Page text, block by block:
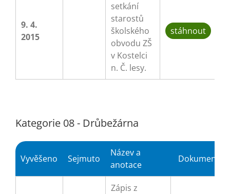
9. 4.
2015
setkání
starostů
školského
obvodu ZŠ
v Kostelci
n. Č. lesy.
stáhnout
Kategorie 08 - Drůbežárna
Vyvěšeno Sejmuto
Název a
anotace
Dokument
Zápis z